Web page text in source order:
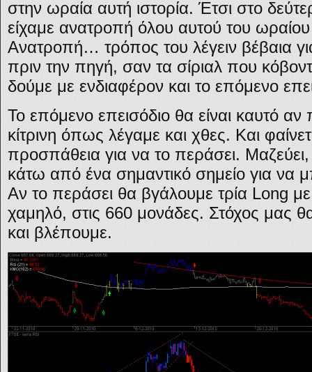
στην ωραία αυτή ιστορία. Έτσι στο
είχαμε ανατροπή όλου αυτού του
Ανατροπή… τρόπος του λέγειν βέβαια
πριν την πηγή, σαν τα σίριαλ που
δούμε με ενδιαφέρον και το επόμενο
Το επόμενο επεισόδιο θα είναι καυτό
κίτρινη όπως λέγαμε και χθες. Και
προσπάθεια για να το περάσει.
κάτω από ένα σημαντικό σημείο για να
Αν το περάσει θα βγάλουμε τρία Long
χαμηλό, στις 660 μονάδες. Στόχος μας
και βλέπουμε.